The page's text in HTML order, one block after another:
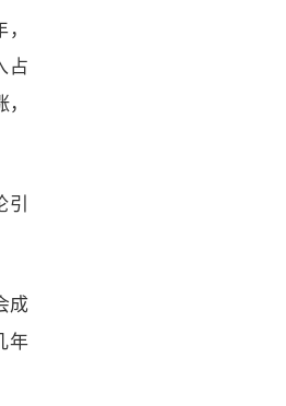
占
引
成
年